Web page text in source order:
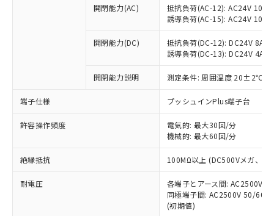
開閉能力(AC)
抵抗負荷(AC-12): AC24V 10A/
誘導負荷(AC-15): AC24V
開閉能力(DC)
抵抗負荷(DC-12): DC24V 8A/
誘導負荷(DC-13): DC24V 4A/
開閉能力説明 測定条件: 周囲温度 20±2℃、
端子仕様 プッシュインPlus端子台
許容操作頻度
電気的: 最大30回/分
機械的: 最大60回/分
絶縁抵抗 100MΩ以上 (DC500Vメガ、点
耐電圧
各端子とアース間: AC2500V
同極端子間: AC2500V 50/
(初期値)
以下の条件をお読みいただき、同意のうえ
ご利用ください。
本サービスは、当社制御機器事業取扱
商品の当社在庫状況および標準価格
(税抜)を提供させていただくもので
当社制御機器事業取扱商品の中には、
本サービスの対象外となる商品もある
ことをご了承ください。
在庫状況および標準価格照会結果は、
記載している更新日時点での社内デー
タに基づき作成されるものであり、閲
覧された時点での実際の在庫および標
準価格とは異なる場合があることをご
対応予定なし：EU RoHS指令（10物質）の
非含有に非対応の商品で、対応品を出す予
定はありません。
調査・確認中：EU RoHS指令（10物質）の
非含有の対応状況を調査中または確認中の
非該当品：ライセンス料など無形物で、有
害物質有無と関係のない商品です。
仕入先様の事情により、非含有部品として
いたものが、含有品と判明した場合などや
むを得ず変更することがあります。
六価クロム(Cr(Ⅵ)) 1000ppm以下、ポリ臭化ビフェニル
類(PBB) 1000ppm以下、ポリ臭化ジフェニルエーテル類
「○」：最大均質材料含有率が中国RoHSの
基準値以下であることを示します。
「×」：最大均質材料含有率が中国RoHSの
基準値を超えていることを示します。
「－」：未確認です。当社販売部門へお問
*中国RoHS10物質の基準値 (GB/T26572)：
Pb(鉛) :1000ppm、 Hg(水銀) : 1000ppm、 Cd(カドミウ
Cr(Ⅵ)(六価クロム) : 1000ppm、 PBBs(ポリ臭化ビフェ
当社は、これら貴社製品のうち、外国
為替および外国貿易法に定める商品
（以下｢規制貨物等」という）を輸出
または国外への提供する場合は、日本
国政府の輸出許可(または役務取引許
可)を取得するなどの必要な手続きを